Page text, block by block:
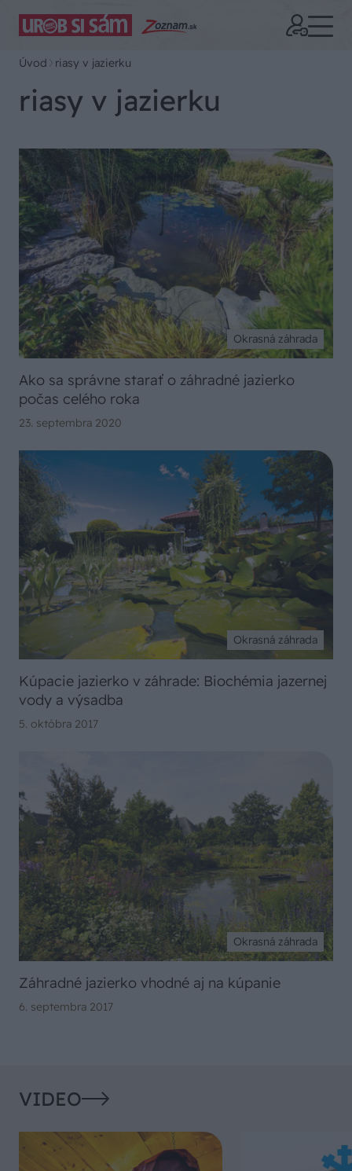
Úvod riasy v jazierku
riasy v jazierku
Okrasná záhrada
Ako sa správne starať o záhradné jazierko
počas celého roka
23. septembra 2020
Okrasná záhrada
Kúpacie jazierko v záhrade: Biochémia jazernej
vody a výsadba
5. októbra 2017
Okrasná záhrada
Záhradné jazierko vhodné aj na kúpanie
6. septembra 2017
VIDEO